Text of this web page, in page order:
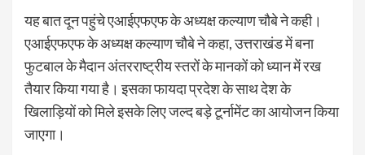
यह बात दून पहुंचे एआईएफएफ के अध्यक्ष कल्याण चौबे ने कही।
एआईएफएफ के अध्यक्ष कल्याण चौबे ने कहा, उत्तराखंड में बना
फुटबाल के मैदान अंतरराष्ट्रीय स्तरों के मानकों को ध्यान में रख
तैयार किया गया है। इसका फायदा प्रदेश के साथ देश के
खिलाड़ियों को मिले इसके लिए जल्द बड़े टूर्नामेंट का आयोजन किया
जाएगा।